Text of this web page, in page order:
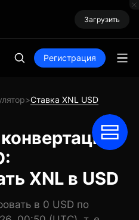
Загрузить
Регистрация
>Ставка XNL USD
XNL в USD
в 0 USD по